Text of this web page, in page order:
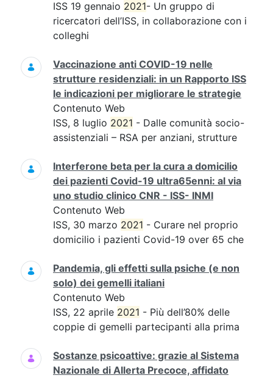
ISS 19 gennaio 2021- Un gruppo di
ricercatori dell’ISS, in collaborazione con i
colleghi
Vaccinazione anti COVID-19 nelle
strutture residenziali: in un Rapporto ISS
le indicazioni per migliorare le strategie
Contenuto Web
ISS, 8 luglio 2021 - Dalle comunità socio-
assistenziali – RSA per anziani, strutture
Interferone beta per la cura a domicilio
dei pazienti Covid-19 ultra65enni: al via
uno studio clinico CNR - ISS- INMI
Contenuto Web
ISS, 30 marzo 2021 - Curare nel proprio
domicilio i pazienti Covid-19 over 65 che
Pandemia, gli effetti sulla psiche (e non
solo) dei gemelli italiani
Contenuto Web
ISS, 22 aprile 2021 - Più dell’80% delle
coppie di gemelli partecipanti alla prima
Sostanze psicoattive: grazie al Sistema
Nazionale di Allerta Precoce, affidato